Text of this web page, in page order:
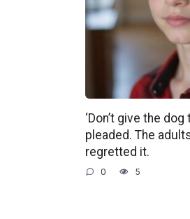
‘Don’t give the
pleaded. The
regretted it.
0 5